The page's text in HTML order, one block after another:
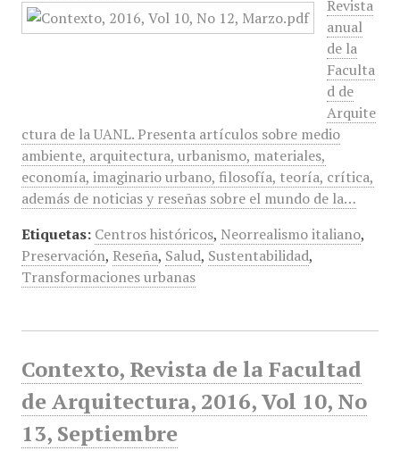
Revista
anual
de la
Faculta
d de
Arquite
ctura de la UANL. Presenta artículos sobre medio
ambiente, arquitectura, urbanismo, materiales,
economía, imaginario urbano, filosofía, teoría, crítica,
además de noticias y reseñas sobre el mundo de la…
Etiquetas: Centros históricos, Neorrealismo italiano,
Preservación, Reseña, Salud, Sustentabilidad,
Transformaciones urbanas
Contexto, Revista de la Facultad
de Arquitectura, 2016, Vol 10, No
13, Septiembre